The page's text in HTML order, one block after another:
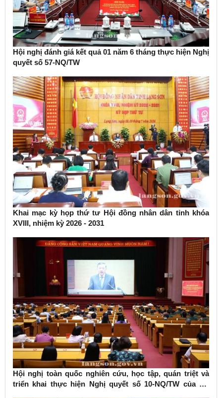
Hội nghị đánh giá kết quả 01 năm 6 tháng thực hiện Nghị
quyết số 57-NQ/TW
Khai mạc kỳ họp thứ tư Hội đồng nhân dân tỉnh khóa
XVIII, nhiệm kỳ 2026 - 2031
Hội nghị toàn quốc nghiên cứu, học tập, quán triệt và
triển khai thực hiện Nghị quyết số 10-NQ/TW của Bộ